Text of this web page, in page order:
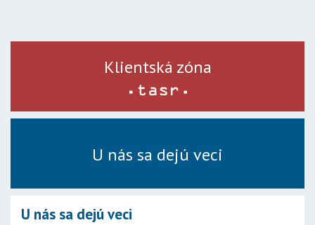
Klientská zóna
U nás sa dejú veci
U nás sa dejú veci